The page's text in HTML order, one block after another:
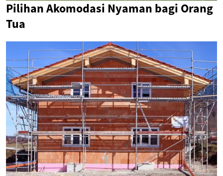
Pilihan Akomodasi Nyaman bagi Orang
Tua